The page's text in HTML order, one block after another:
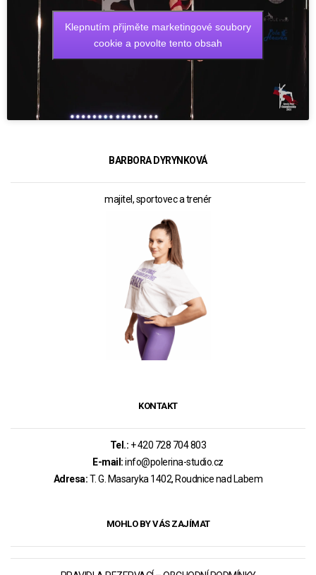
Klepnutím přijměte marketingové soubory
cookie a povolte tento obsah
BARBORA DYRYNKOVÁ
majitel, sportovec a trenér
KONTAKT
Tel.: + 420 728 704 803
E-mail:info@polerina-studio.cz
Adresa:T. G. Masaryka 1402, Roudnice nad Labem
MOHLO BY VÁS ZAJÍMAT